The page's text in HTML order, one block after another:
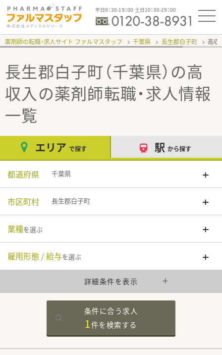
平日9：30-19：00 土日10：00-19：00
薬剤師の転職・求人サイト ファルマスタッフ 千葉県 長生郡白子町 高
長生郡白子町（千葉県）の高
収入の薬剤師転職・求人情報
一覧
エリア で探す 駅 から探す
都道府県 千葉県
市区町村 長生郡白子町
業種を選ぶ
雇用形態 / 給与を選ぶ
詳細条件を表示
条件に合う求人
1件を検索する